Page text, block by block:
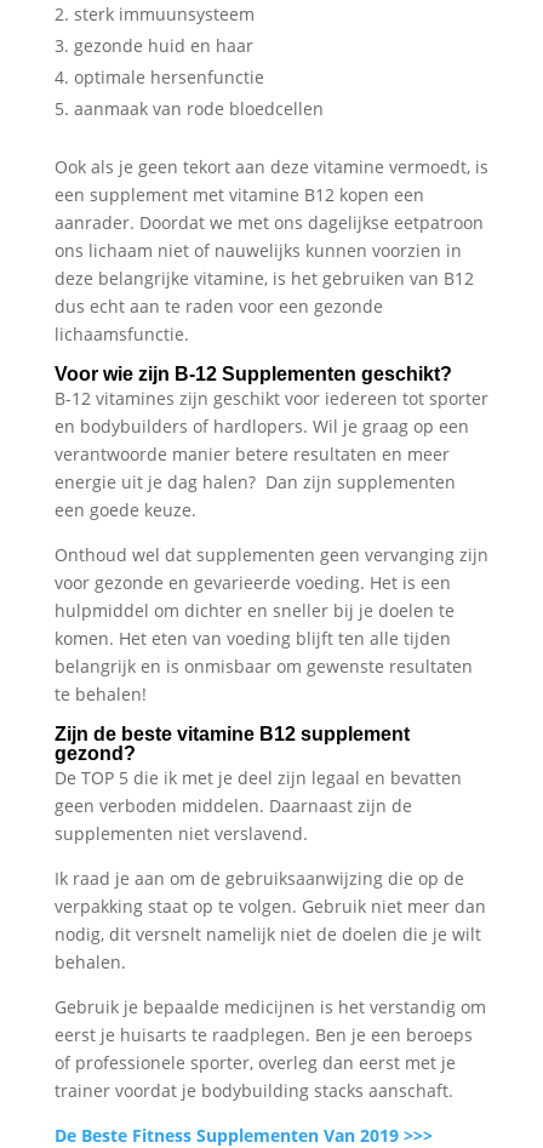
sterk immuunsysteem
gezonde huid en haar
optimale hersenfunctie
aanmaak van rode bloedcellen
Ook als je geen tekort aan deze vitamine vermoedt, is
een supplement met vitamine B12 kopen een
aanrader. Doordat we met ons dagelijkse eetpatroon
ons lichaam niet of nauwelijks kunnen voorzien in
deze belangrijke vitamine, is het gebruiken van B12
dus echt aan te raden voor een gezonde
lichaamsfunctie.
Voor wie zijn B-12 Supplementen geschikt?
B-12 vitamines zijn geschikt voor iedereen tot sporter
en bodybuilders of hardlopers. Wil je graag op een
verantwoorde manier betere resultaten en meer
energie uit je dag halen? Dan zijn supplementen
een goede keuze.
Onthoud wel dat supplementen geen vervanging zijn
voor gezonde en gevarieerde voeding. Het is een
hulpmiddel om dichter en sneller bij je doelen te
komen. Het eten van voeding blijft ten alle tijden
belangrijk en is onmisbaar om gewenste resultaten
te behalen!
Zijn de beste vitamine B12 supplement
gezond?
De TOP 5 die ik met je deel zijn legaal en bevatten
geen verboden middelen. Daarnaast zijn de
supplementen niet verslavend.
Ik raad je aan om de gebruiksaanwijzing die op de
verpakking staat op te volgen. Gebruik niet meer dan
nodig, dit versnelt namelijk niet de doelen die je wilt
behalen.
Gebruik je bepaalde medicijnen is het verstandig om
eerst je huisarts te raadplegen. Ben je een beroeps
of professionele sporter, overleg dan eerst met je
trainer voordat je bodybuilding stacks aanschaft.
De Beste Fitness Supplementen Van 2019 >>>